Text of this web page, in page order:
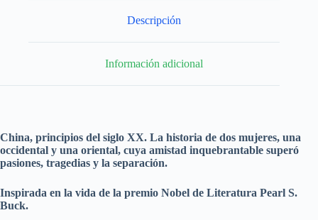
Descripción
Información adicional
China, principios del siglo XX. La historia de dos mujeres, una
occidental y una oriental, cuya amistad inquebrantable superó
pasiones, tragedias y la separación.
Inspirada en la vida de la premio Nobel de Literatura Pearl S.
Buck.